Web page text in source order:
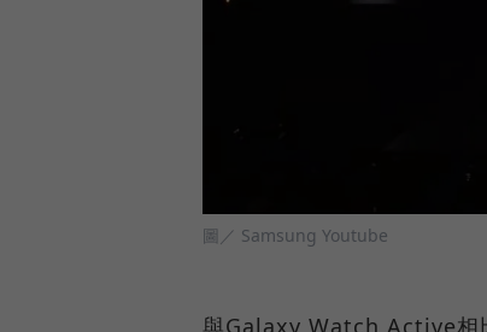
圖／ Samsung Youtube